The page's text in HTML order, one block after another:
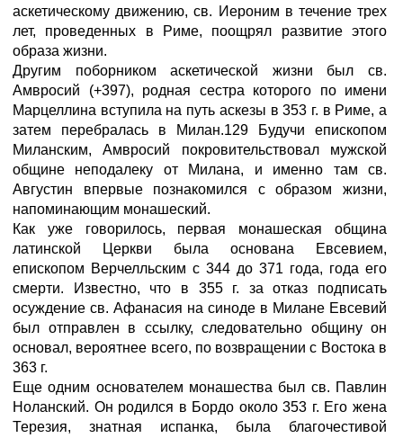
аскетическому движению, св. Иероним в течение трех
лет, проведенных в Риме, поощрял развитие этого
образа жизни.
Другим поборником аскетической жизни был св.
Амвросий (+397), родная сестра которого по имени
Марцеллина вступила на путь аскезы в 353 г. в Риме, а
затем перебралась в Милан.129 Будучи епископом
Миланским, Амвросий покровительствовал мужской
общине неподалеку от Милана, и именно там св.
Августин впервые познакомился с образом жизни,
напоминающим монашеский.
Как уже говорилось, первая монашеская община
латинской Церкви была основана Евсевием,
епископом Верчелльским с 344 до 371 года, года его
смерти. Известно, что в 355 г. за отказ подписать
осуждение св. Афанасия на синоде в Милане Евсевий
был отправлен в ссылку, следовательно общину он
основал, вероятнее всего, по возвращении с Востока в
363 г.
Еще одним основателем монашества был св. Павлин
Ноланский. Он родился в Бордо около 353 г. Его жена
Терезия, знатная испанка, была благочестивой